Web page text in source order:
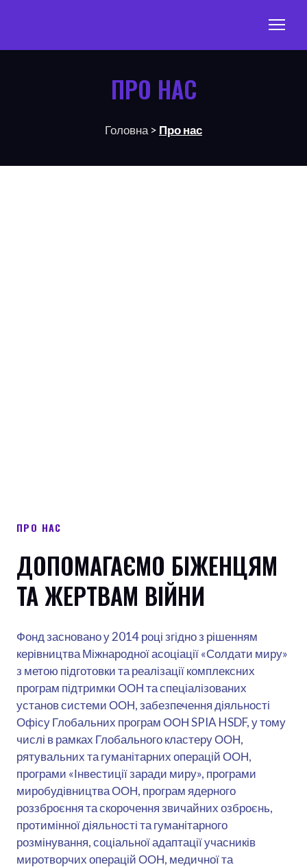
ПРО НАС
Головна > Про нас
ПРО НАС
ДОПОМАГАЄМО БІЖЕНЦЯМ
ТА ЖЕРТВАМ ВІЙНИ
Фонд засновано у 2014 році згідно з рішенням
керівництва Міжнародної асоціації «Солдати миру»
з метою підготовки та реалізації комплексних
програм підтримки ООН та спеціалізованих
установ системи ООН, забезпечення діяльності
Офісу Глобальних програм ООН SPIA HSDF, у тому
числі в рамках Глобального кластеру ООН,
рятувальних та гуманітарних операцій ООН,
програми «Інвестиції заради миру», програми
миробудівництва ООН, програм ядерного
роззброєння та скорочення звичайних озброєнь,
протимінної діяльності та гуманітарного
розмінування, соціальної адаптації учасників
миротворчих операцій ООН, медичної та